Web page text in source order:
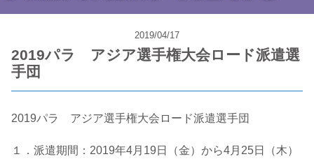
2019/04/17
2019パラ アジア選手権大会ロード派遣選
手団
2019パラ アジア選手権大会ロード派遣選手団
１．派遣期間：2019年4月19日（金）から4月25日（木）